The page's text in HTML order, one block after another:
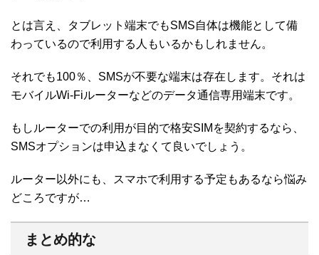
とは言え、タブレット端末でもSMS自体は機能として備
わっているので利用する人もいるかもしれません。
それでも100％、SMSが不要な端末は存在します。それは
モバイルWi-Fiルーターなどのデータ通信専用端末です。
もしルーターでの利用が目的で格安SIMを契約するなら、
SMSオプションは申込まなくて良いでしょう。
ルーター以外にも、スマホで利用する予定もあるなら悩み
どころですが…
まとめ的な